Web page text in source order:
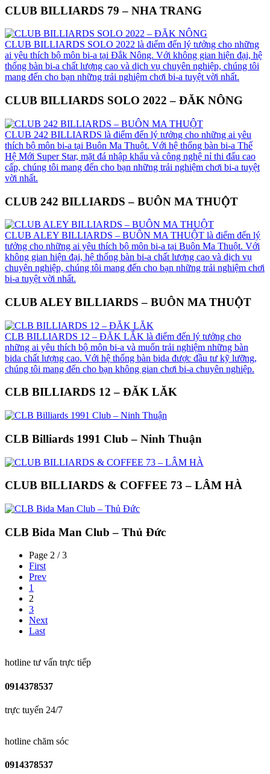
CLUB BILLIARDS 79 – NHA TRANG
CLUB BILLIARDS SOLO 2022 là điểm đến lý tưởng cho những
ai yêu thích bộ môn bi-a tại Đắk Nông. Với không gian hiện đại, hệ
thống bàn bi-a chất lượng cao và dịch vụ chuyên nghiệp, chúng tôi
mang đến cho bạn những trải nghiệm chơi bi-a tuyệt vời nhất.
CLUB BILLIARDS SOLO 2022 – ĐĂK NÔNG
CLUB 242 BILLIARDS là điểm đến lý tưởng cho những ai yêu
thích bộ môn bi-a tại Buôn Ma Thuột. Với hệ thống bàn bi-a Thế
Hệ Mới Super Star, mặt đá nhập khẩu và công nghệ nỉ thi đấu cao
cấp, chúng tôi mang đến cho bạn những trải nghiệm chơi bi-a tuyệt
vời nhất.
CLUB 242 BILLIARDS – BUÔN MA THUỘT
CLUB ALEY BILLIARDS – BUÔN MA THUỘT là điểm đến lý
tưởng cho những ai yêu thích bộ môn bi-a tại Buôn Ma Thuột. Với
không gian hiện đại, hệ thống bàn bi-a chất lượng cao và dịch vụ
chuyên nghiệp, chúng tôi mang đến cho bạn những trải nghiệm chơi
bi-a tuyệt vời nhất.
CLUB ALEY BILLIARDS – BUÔN MA THUỘT
CLB BILLIARDS 12 – ĐĂK LẮK là điểm đến lý tưởng cho
những ai yêu thích bộ môn bi-a và muốn trải nghiệm những bàn
bida chất lượng cao. Với hệ thống bàn bida được đầu tư kỹ lưỡng,
chúng tôi mang đến cho bạn không gian chơi bi-a chuyên nghiệp.
CLB BILLIARDS 12 – ĐĂK LĂK
CLB Billiards 1991 Club – Ninh Thuận
CLUB BILLIARDS & COFFEE 73 – LÂM HÀ
CLB Bida Man Club – Thủ Đức
Page 2 / 3
First
Prev
1
2
3
Next
Last
hotline tư vấn trực tiếp
0914378537
trực tuyến 24/7
hotline chăm sóc
0914378537